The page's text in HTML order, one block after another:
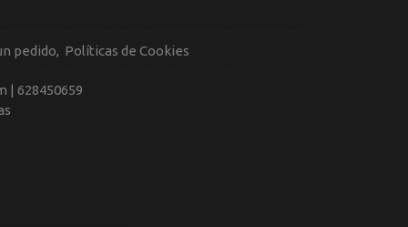
pedido Políticas de Cookies
| 628450659